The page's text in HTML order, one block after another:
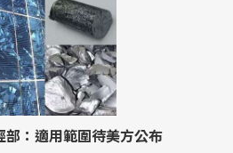
：適用範圍待美方公布